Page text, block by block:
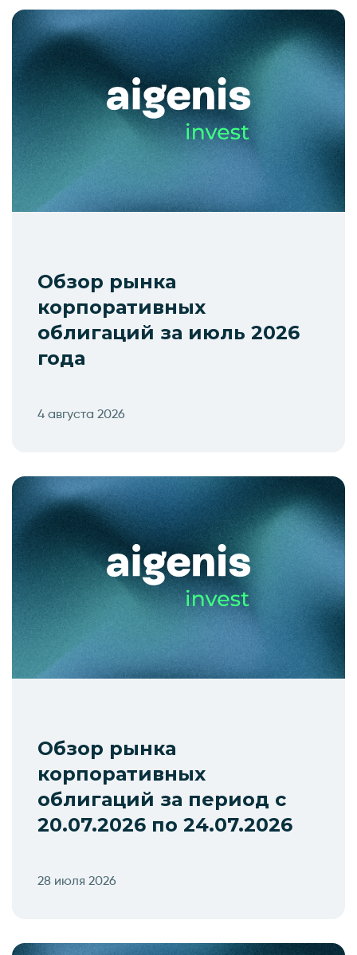
Обзор рынка
корпоративных
облигаций за июль 2026
года
4 августа 2026
Обзор рынка
корпоративных
облигаций за период с
20.07.2026 по 24.07.2026
28 июля 2026